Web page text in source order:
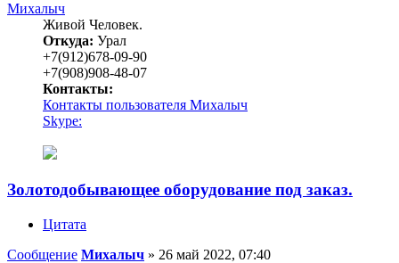
Михалыч
Живой Человек.
Откуда: Урал
+7(912)678-09-90
+7(908)908-48-07
Контакты:
Контакты пользователя Михалыч
Skype:
Золотодобывающее оборудование под заказ.
Цитата
Сообщение Михалыч » 26 май 2022, 07:40